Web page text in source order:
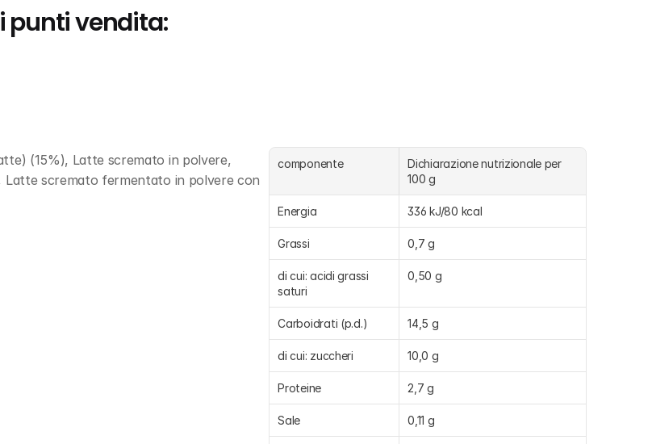
punti vendita:
(15%), Latte scremato in polvere,
Latte scremato fermentato in polvere con
componente
Dichiarazione nutrizionale per
100 g
Energia 336 kJ/80 kcal
Grassi 0,7 g
di cui: acidi grassi
saturi
0,50 g
Carboidrati (p.d.) 14,5 g
di cui: zuccheri 10,0 g
Proteine 2,7 g
Sale 0,11 g